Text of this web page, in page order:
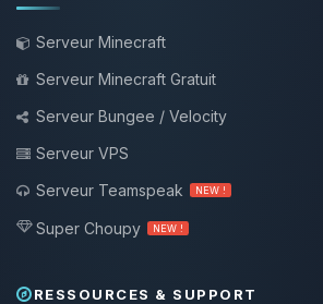
Serveur Minecraft
Serveur Minecraft Gratuit
Serveur Bungee / Velocity
Serveur VPS
Serveur Teamspeak
NEW !
Super Choupy NEW !
RESSOURCES & SUPPORT